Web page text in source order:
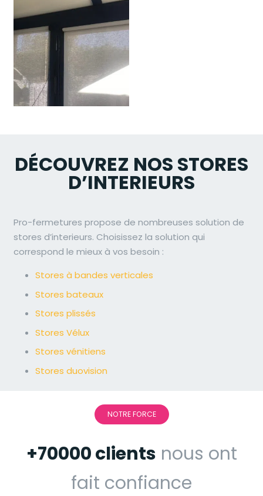
DÉCOUVREZ NOS STORES
D’INTERIEURS
Pro-fermetures propose de nombreuses solution de
stores d’interieurs. Choisissez la solution qui
correspond le mieux à vos besoin :
Stores à bandes verticales
Stores bateaux
Stores plissés
Stores Vélux
Stores vénitiens
Stores duovision
NOTRE FORCE
+70000 clients nous ont
fait confiance